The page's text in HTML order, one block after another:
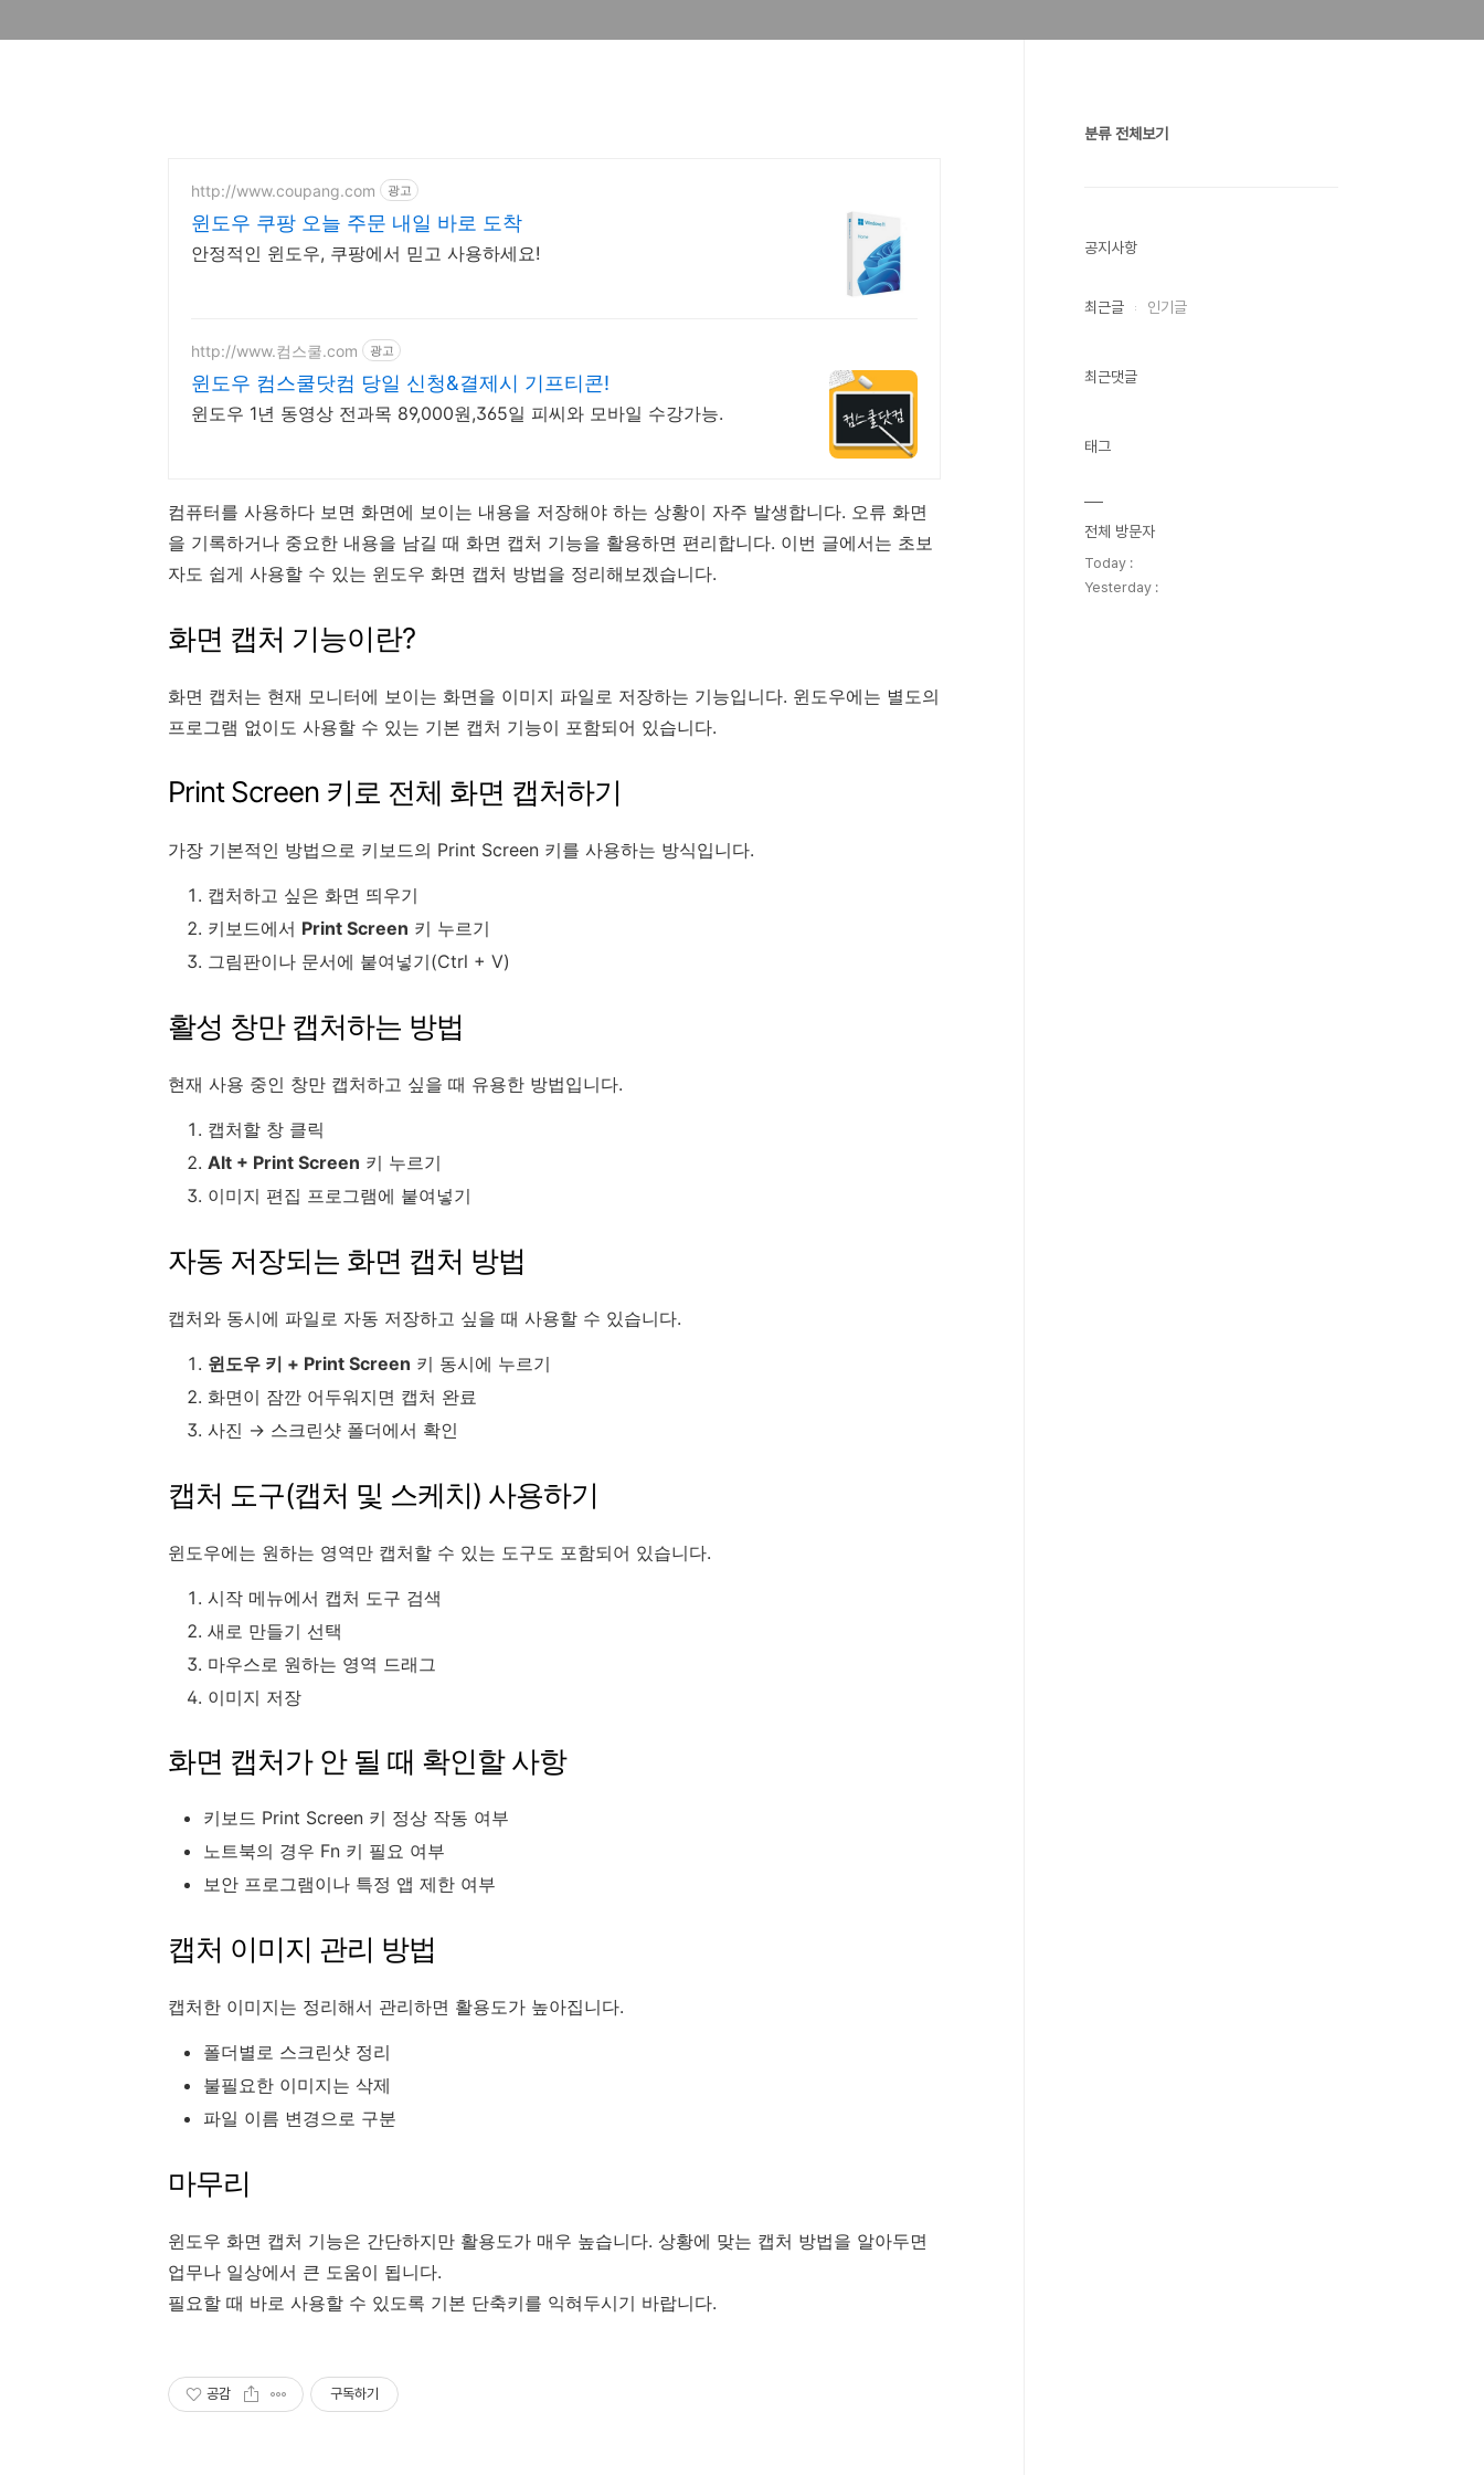
http://www.coupang.com 광고
윈도우 쿠팡 오늘 주문 내일 바로 도착
안정적인 윈도우, 쿠팡에서 믿고 사용하세요!
http://www.컴스쿨.com 광고
윈도우 컴스쿨닷컴 당일 신청&결제시 기프티콘!
윈도우 1년 동영상 전과목 89,000원,365일 피씨와 모바일 수강가능.
컴퓨터를 사용하다 보면 화면에 보이는 내용을 저장해야 하는 상황이 자주 발생합니다. 오류 화면
을 기록하거나 중요한 내용을 남길 때 화면 캡처 기능을 활용하면 편리합니다. 이번 글에서는 초보
자도 쉽게 사용할 수 있는 윈도우 화면 캡처 방법을 정리해보겠습니다.
화면 캡처 기능이란?
화면 캡처는 현재 모니터에 보이는 화면을 이미지 파일로 저장하는 기능입니다. 윈도우에는 별도의
프로그램 없이도 사용할 수 있는 기본 캡처 기능이 포함되어 있습니다.
Print Screen 키로 전체 화면 캡처하기
가장 기본적인 방법으로 키보드의 Print Screen 키를 사용하는 방식입니다.
캡처하고 싶은 화면 띄우기
키보드에서 Print Screen 키 누르기
그림판이나 문서에 붙여넣기(Ctrl + V)
활성 창만 캡처하는 방법
현재 사용 중인 창만 캡처하고 싶을 때 유용한 방법입니다.
캡처할 창 클릭
Alt + Print Screen 키 누르기
이미지 편집 프로그램에 붙여넣기
자동 저장되는 화면 캡처 방법
캡처와 동시에 파일로 자동 저장하고 싶을 때 사용할 수 있습니다.
윈도우 키 + Print Screen 키 동시에 누르기
화면이 잠깐 어두워지면 캡처 완료
사진 → 스크린샷 폴더에서 확인
캡처 도구(캡처 및 스케치) 사용하기
윈도우에는 원하는 영역만 캡처할 수 있는 도구도 포함되어 있습니다.
시작 메뉴에서 캡처 도구 검색
새로 만들기 선택
마우스로 원하는 영역 드래그
이미지 저장
화면 캡처가 안 될 때 확인할 사항
키보드 Print Screen 키 정상 작동 여부
노트북의 경우 Fn 키 필요 여부
보안 프로그램이나 특정 앱 제한 여부
캡처 이미지 관리 방법
캡처한 이미지는 정리해서 관리하면 활용도가 높아집니다.
폴더별로 스크린샷 정리
불필요한 이미지는 삭제
파일 이름 변경으로 구분
마무리
윈도우 화면 캡처 기능은 간단하지만 활용도가 매우 높습니다. 상황에 맞는 캡처 방법을 알아두면
업무나 일상에서 큰 도움이 됩니다.
필요할 때 바로 사용할 수 있도록 기본 단축키를 익혀두시기 바랍니다.
공감 구독하기
분류 전체보기
공지사항
최근글 인기글
최근댓글
태그
전체 방문자
Today :
Yesterday :